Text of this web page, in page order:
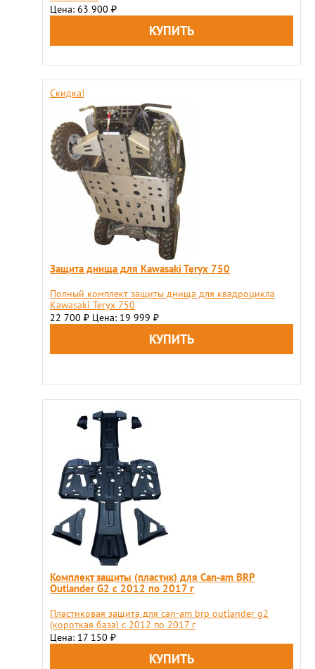
Цена: 63 900 ₽
Скидка!
Защита днища для Kawasaki Teryx 750
Полный комплект защиты днища для квадроцикла
Kawasaki Teryx 750
22 700 ₽ Цена: 19 999 ₽
Комплект защиты (пластик) для Can-am BRP
Outlander G2 с 2012 по 2017 г
Пластиковая защита для can-am brp outlander g2
(короткая база) с 2012 по 2017 г
Цена: 17 150 ₽